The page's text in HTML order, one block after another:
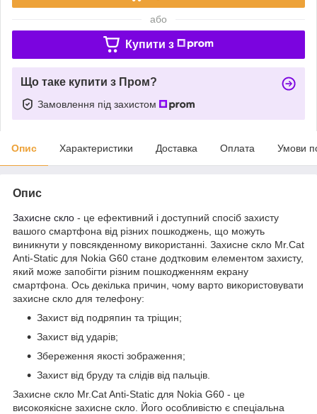
або
Купити з
Що таке купити з Пром?
Замовлення під захистом
Опис Характеристики Доставка Оплата Умови
Опис
Захисне скло - це ефективний і доступний спосіб захисту
вашого смартфона від різних пошкоджень, що можуть
виникнути у повсякденному використанні. Захисне скло Mr.Cat
Anti-Static для Nokia G60 стане додтковим елементом захисту,
який може запобігти різним пошкодженням екрану
смартфона. Ось декілька причин, чому варто використовувати
захисне скло для телефону:
Захист від подряпин та тріщин;
Захист від ударів;
Збереження якості зображення;
Захист від бруду та слідів від пальців.
Захисне скло Mr.Cat Anti-Static для Nokia G60 - це
високоякісне захисне скло. Його особливістю є спеціальна